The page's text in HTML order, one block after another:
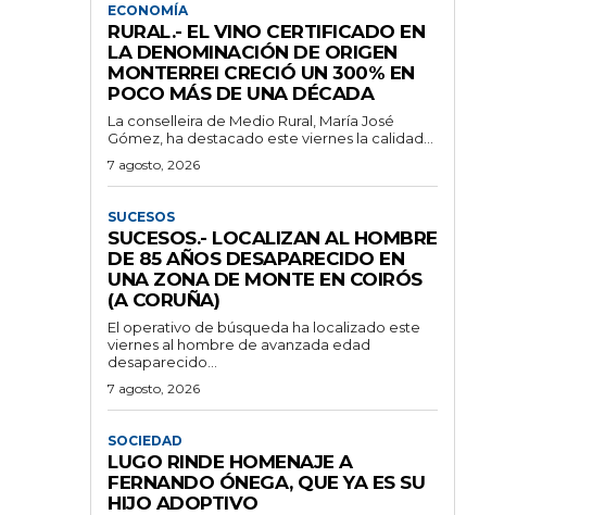
ECONOMÍA
RURAL.- EL VINO CERTIFICADO EN
LA DENOMINACIÓN DE ORIGEN
MONTERREI CRECIÓ UN 300% EN
POCO MÁS DE UNA DÉCADA
La conselleira de Medio Rural, María José
Gómez, ha destacado este viernes la calidad...
7 agosto, 2026
SUCESOS
SUCESOS.- LOCALIZAN AL HOMBRE
DE 85 AÑOS DESAPARECIDO EN
UNA ZONA DE MONTE EN COIRÓS
(A CORUÑA)
El operativo de búsqueda ha localizado este
viernes al hombre de avanzada edad
desaparecido...
7 agosto, 2026
SOCIEDAD
LUGO RINDE HOMENAJE A
FERNANDO ÓNEGA, QUE YA ES SU
HIJO ADOPTIVO